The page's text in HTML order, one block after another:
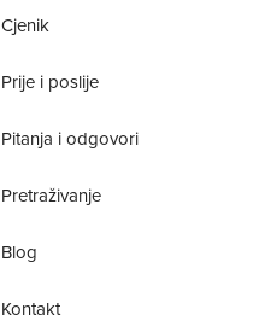
Cjenik
Prije i poslije
Pitanja i odgovori
Pretraživanje
Blog
Kontakt